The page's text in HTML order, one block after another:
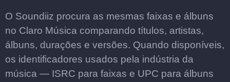
O Soundiiz procura as mesmas faixas e álbuns
no Claro Música comparando títulos, artistas,
álbuns, durações e versões. Quando disponíveis,
os identificadores usados pela indústria da
música — ISRC para faixas e UPC para álbuns